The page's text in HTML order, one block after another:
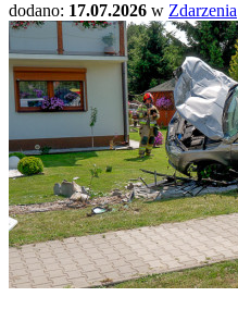
dodano: 17.07.2026 w Zdarzenia